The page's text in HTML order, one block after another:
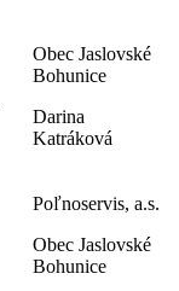
Obec Jaslovské
Bohunice
Darina
Katráková
Poľnoservis, a.s.
Obec Jaslovské
Bohunice